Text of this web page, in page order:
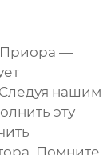
—
нашим
эту